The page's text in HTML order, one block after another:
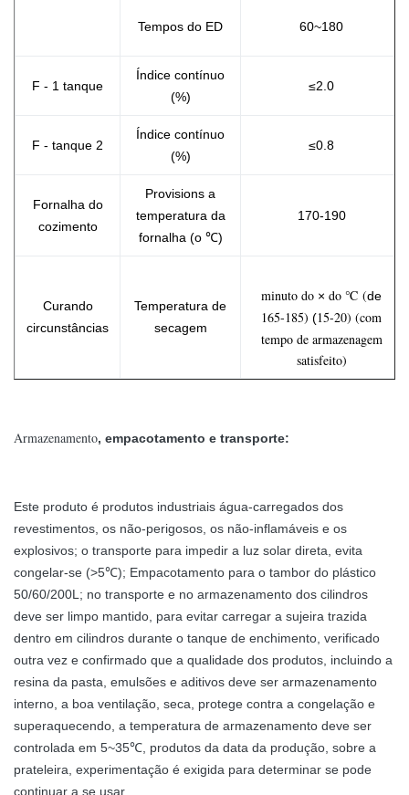
Tempos do ED 60~180
F - 1 tanque
Índice contínuo
(%)
≤2.0
F - tanque 2
Índice contínuo
(%)
≤0.8
Fornalha do
cozimento
Provisions a
temperatura da
fornalha (o ℃)
170-190
Curando
circunstâncias
Temperatura de
secagem
minuto do × do ℃ (de
165-185) (15-20) (com
tempo de armazenagem
satisfeito)
Armazenamento, empacotamento e transporte:
Este produto é produtos industriais água-carregados dos
revestimentos, os não-perigosos, os não-inflamáveis e os
explosivos; o transporte para impedir a luz solar direta, evita
congelar-se (>5℃); Empacotamento para o tambor do plástico
50/60/200L; no transporte e no armazenamento dos cilindros
deve ser limpo mantido, para evitar carregar a sujeira trazida
dentro em cilindros durante o tanque de enchimento, verificado
outra vez e confirmado que a qualidade dos produtos, incluindo a
resina da pasta, emulsões e aditivos deve ser armazenamento
interno, a boa ventilação, seca, protege contra a congelação e
superaquecendo, a temperatura de armazenamento deve ser
controlada em 5~35℃, produtos da data da produção, sobre a
prateleira, experimentação é exigida para determinar se pode
continuar a se usar.